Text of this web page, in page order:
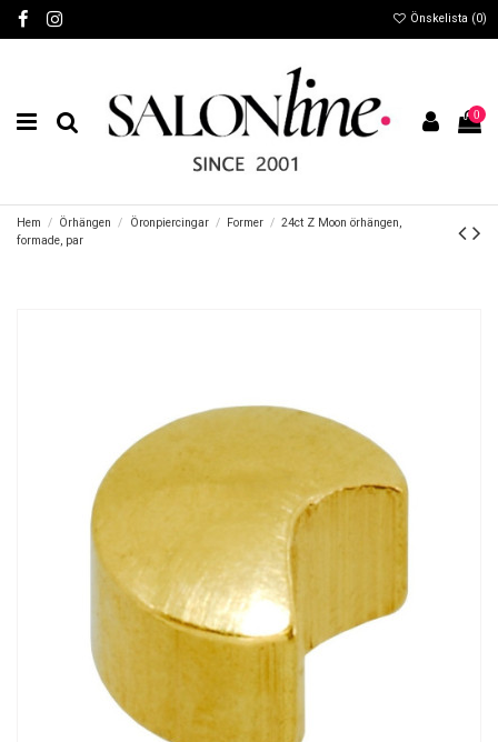
Önskelista (0)
0
Hem Örhängen Öronpiercingar Former
24ct Z Moon örhängen,
formade, par